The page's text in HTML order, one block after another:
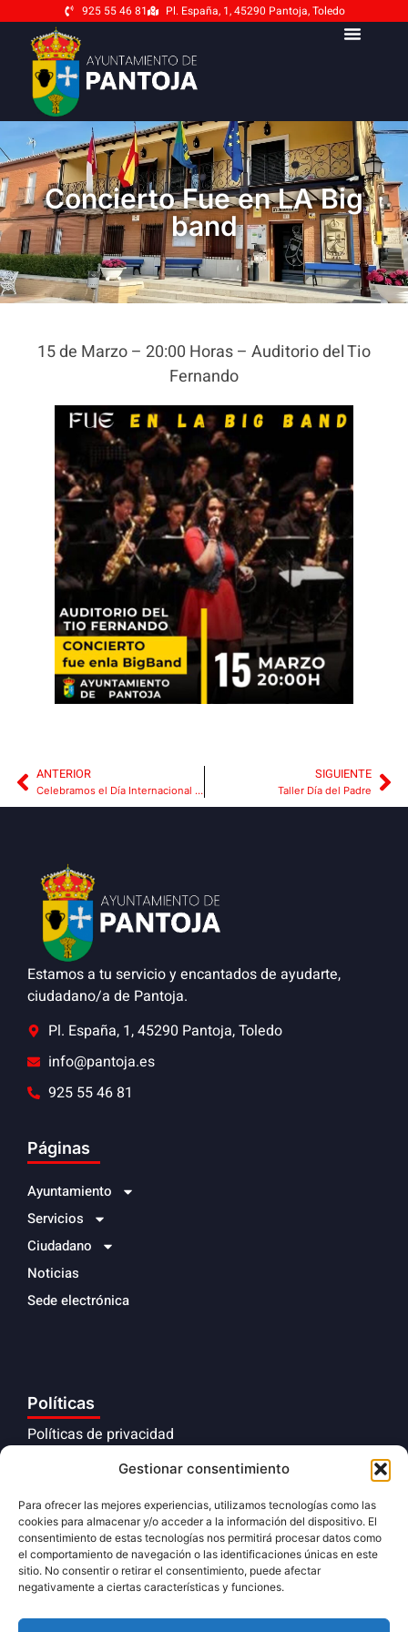
Gestionar consentimiento
Para ofrecer las mejores experiencias, utilizamos tecnologías como las
cookies para almacenar y/o acceder a la información del dispositivo. El
consentimiento de estas tecnologías nos permitirá procesar datos como
el comportamiento de navegación o las identificaciones únicas en este
sitio. No consentir o retirar el consentimiento, puede afectar
negativamente a ciertas características y funciones.
925 55 46 81 Pl. España, 1, 45290 Pantoja, Toledo
Concierto Fue en LA Big
band
15 de Marzo – 20:00 Horas – Auditorio del Tio
Fernando
ANTERIOR
Celebramos el Día Internacional de La Mujer
SIGUIENTE
Taller Día del Padre
Estamos a tu servicio y encantados de ayudarte,
ciudadano/a de Pantoja.
Pl. España, 1, 45290 Pantoja, Toledo
info@pantoja.es
925 55 46 81
Páginas
Ayuntamiento
Servicios
Ciudadano
Noticias
Sede electrónica
Políticas
Políticas de privacidad
Políticas de cookies
Cumplimiento normativo
Síguenos en redes sociales